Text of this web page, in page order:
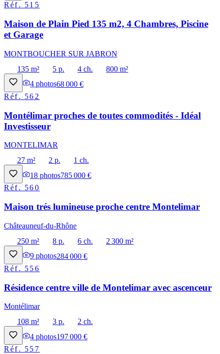
Réf. 515
Maison de Plain Pied 135 m2, 4 Chambres, Piscine
et Garage
MONTBOUCHER SUR JABRON
135 m²
5 p. 4 ch.
800 m²
4 photos68 000 €
Réf. 562
Montélimar proches de toutes commodités - Idéal
Investisseur
MONTELIMAR
27 m²
2 p.
1 ch.
18 photos785 000 €
Réf. 560
Maison trés lumineuse proche centre Montelimar
Châteauneuf-du-Rhône
250 m²
8 p. 6 ch.
2 300 m²
9 photos284 000 €
Réf. 556
Résidence centre ville de Montelimar avec ascenceur
Montélimar
108 m²
3 p.
2 ch.
4 photos197 000 €
Réf. 557